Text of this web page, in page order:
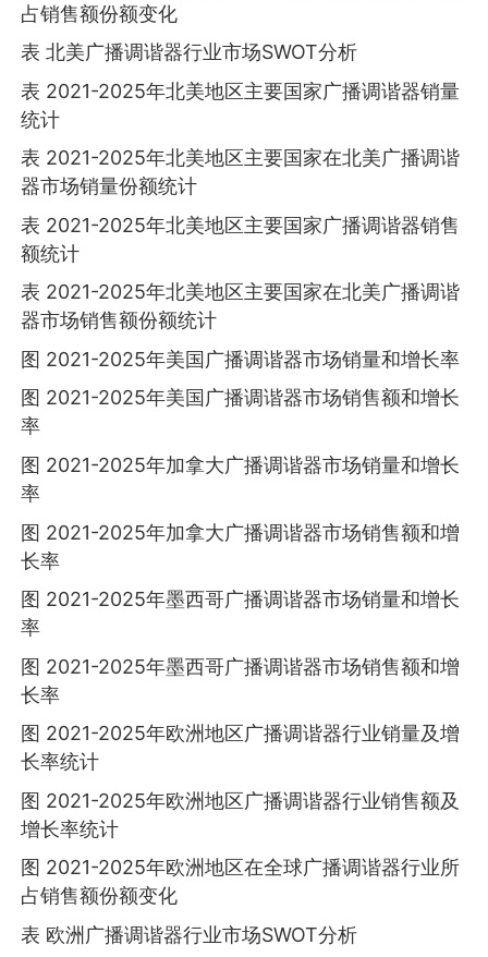
占销售额份额变化
表 北美广播调谐器行业市场SWOT分析
表 2021-2025年北美地区主要国家广播调谐器销量
统计
表 2021-2025年北美地区主要国家在北美广播调谐
器市场销量份额统计
表 2021-2025年北美地区主要国家广播调谐器销售
额统计
表 2021-2025年北美地区主要国家在北美广播调谐
器市场销售额份额统计
图 2021-2025年美国广播调谐器市场销量和增长率
图 2021-2025年美国广播调谐器市场销售额和增长
率
图 2021-2025年加拿大广播调谐器市场销量和增长
率
图 2021-2025年加拿大广播调谐器市场销售额和增
长率
图 2021-2025年墨西哥广播调谐器市场销量和增长
率
图 2021-2025年墨西哥广播调谐器市场销售额和增
长率
图 2021-2025年欧洲地区广播调谐器行业销量及增
长率统计
图 2021-2025年欧洲地区广播调谐器行业销售额及
增长率统计
图 2021-2025年欧洲地区在全球广播调谐器行业所
占销售额份额变化
表 欧洲广播调谐器行业市场SWOT分析